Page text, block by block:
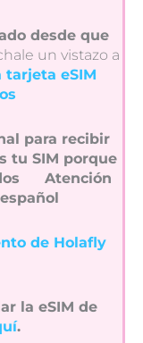
desde que
un vistazo a
tarjeta eSIM
para recibir
tu SIM porque
Atención
de Holafly
la eSIM de
.